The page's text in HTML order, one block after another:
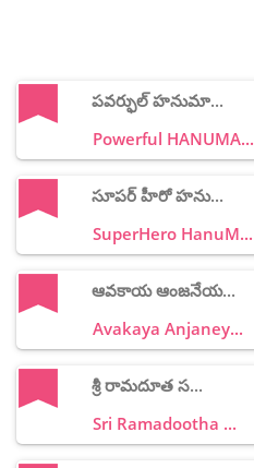
పవర్ఫుల్ హనుమా...
Powerful HANUMA...
సూపర్ హీరో హను...
SuperHero HanuM...
ఆవకాయ ఆంజనేయ...
Avakaya Anjaney...
శ్రీ రామదూత స...
Sri Ramadootha ...